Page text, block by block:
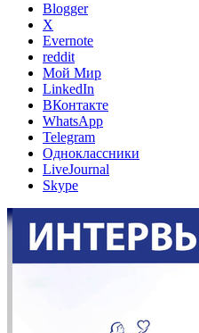
Blogger
X
Evernote
reddit
Мой Мир
LinkedIn
ВКонтакте
WhatsApp
Telegram
Одноклассники
LiveJournal
Skype